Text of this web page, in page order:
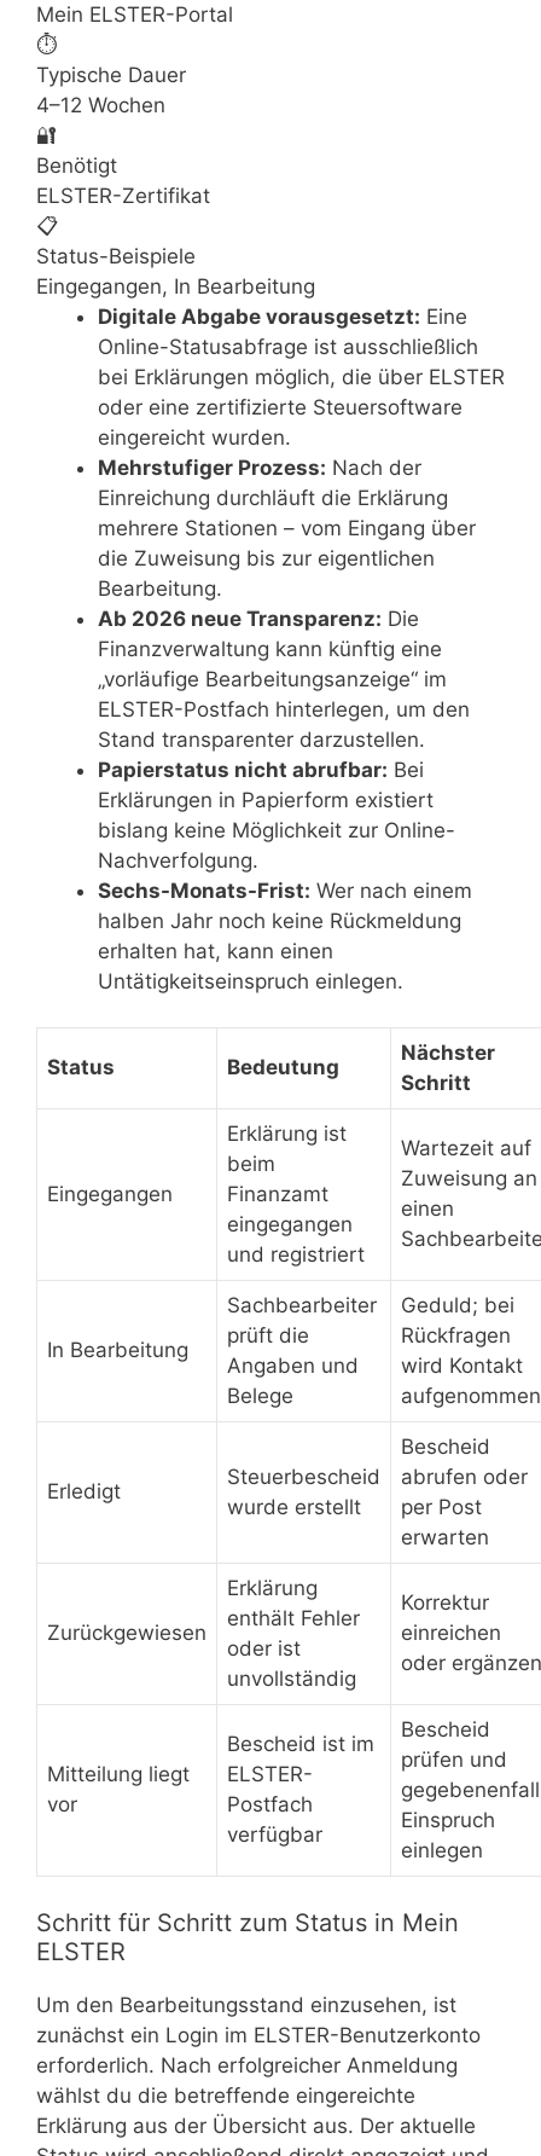
Mein ELSTER-Portal
⏱️
Typische Dauer
4–12 Wochen
🔐
Benötigt
ELSTER-Zertifikat
📋
Status-Beispiele
Eingegangen, In Bearbeitung
Digitale Abgabe vorausgesetzt: Eine
Online-Statusabfrage ist ausschließlich
bei Erklärungen möglich, die über ELSTER
oder eine zertifizierte Steuersoftware
eingereicht wurden.
Mehrstufiger Prozess: Nach der
Einreichung durchläuft die Erklärung
mehrere Stationen – vom Eingang über
die Zuweisung bis zur eigentlichen
Bearbeitung.
Ab 2026 neue Transparenz: Die
Finanzverwaltung kann künftig eine
„vorläufige Bearbeitungsanzeige“ im
ELSTER-Postfach hinterlegen, um den
Stand transparenter darzustellen.
Papierstatus nicht abrufbar: Bei
Erklärungen in Papierform existiert
bislang keine Möglichkeit zur Online-
Nachverfolgung.
Sechs-Monats-Frist: Wer nach einem
halben Jahr noch keine Rückmeldung
erhalten hat, kann einen
Untätigkeitseinspruch einlegen.
Status Bedeutung
Nächster
Schritt
Eingegangen
Erklärung ist
beim
Finanzamt
eingegangen
und registriert
Wartezeit auf
Zuweisung an
einen
In Bearbeitung
Sachbearbeiter
prüft die
Angaben und
Belege
Geduld; bei
Rückfragen
wird Kontakt
aufgenommen
Erledigt
Steuerbescheid
wurde erstellt
Bescheid
abrufen oder
per Post
erwarten
Zurückgewiesen
Erklärung
enthält Fehler
oder ist
unvollständig
Korrektur
einreichen
oder ergänzen
Mitteilung liegt
vor
Bescheid ist im
ELSTER-
Postfach
verfügbar
Bescheid
prüfen und
Einspruch
einlegen
Schritt für Schritt zum Status in Mein
ELSTER
Um den Bearbeitungsstand einzusehen, ist
zunächst ein Login im ELSTER-Benutzerkonto
erforderlich. Nach erfolgreicher Anmeldung
wählst du die betreffende eingereichte
Erklärung aus der Übersicht aus. Der aktuelle